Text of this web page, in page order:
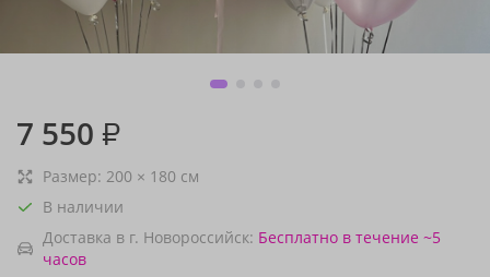
7 550 ₽
Размер: 200 × 180 см
В наличии
Доставка в г. Новороссийск: Бесплатно в течение ~5
часов